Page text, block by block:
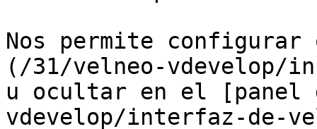
Nos permite
(/31/velneo-vdevelop/
u ocultar en el [panel
vdevelop/interfaz-de-